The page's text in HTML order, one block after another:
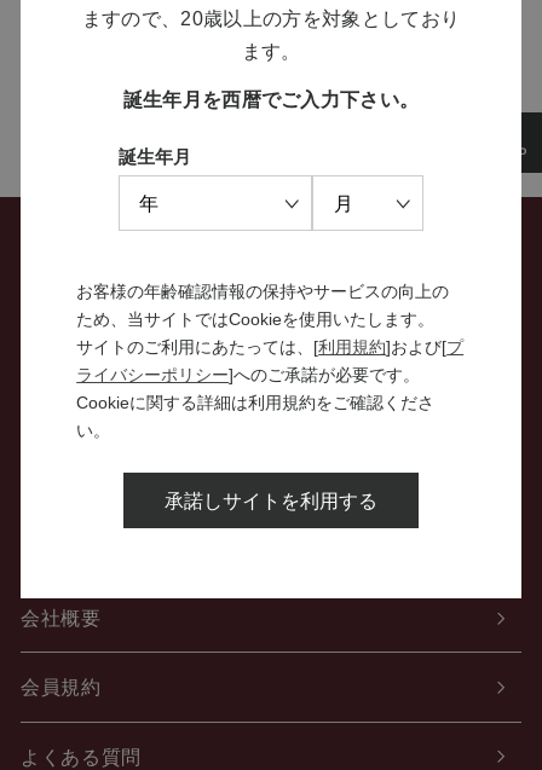
特設サイト
特定商取引法に関する表示
個人情報の取り扱いについて
酒類販売管理者標識
会社概要
会員規約
よくある質問
ますので、20歳以上の方を対象としており
ます。
誕生年月を西暦でご入力下さい。
誕生年月
お客様の年齢確認情報の保持やサービスの向上の
ため、当サイトではCookieを使用いたします。
サイトのご利用にあたっては、[利用規約]および[プ
ライバシーポリシー]へのご承諾が必要です。
Cookieに関する詳細は利用規約をご確認くださ
い。
承諾しサイトを利用する